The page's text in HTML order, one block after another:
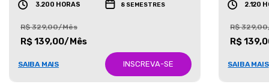
3.200 HORAS 8 SEMESTRES
R$ 329,00/Mês
R$ 139,00/Mês
SAIBA MAIS INSCREVA-SE
2.120
R$
R$
SAIBA MAIS